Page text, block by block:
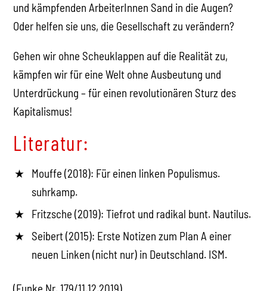
und kämpfenden ArbeiterInnen Sand in die Augen?
Oder helfen sie uns, die Gesellschaft zu verändern?
Gehen wir ohne Scheuklappen auf die Realität zu,
kämpfen wir für eine Welt ohne Ausbeutung und
Unterdrückung – für einen revolutionären Sturz des
Kapitalismus!
Literatur:
Mouffe (2018): Für einen linken Populismus.
suhrkamp.
Fritzsche (2019): Tiefrot und radikal bunt. Nautilus.
Seibert (2015): Erste Notizen zum Plan A einer
neuen Linken (nicht nur) in Deutschland. ISM.